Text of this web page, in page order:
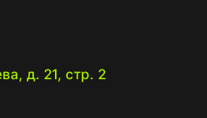
д. 21, стр. 2